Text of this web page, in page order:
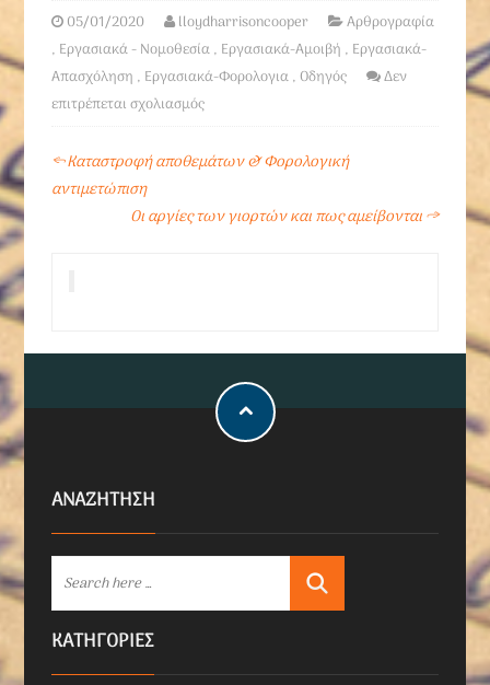
05/01/2020 lloydharrisoncooper
Αρθρογραφία
, Εργασιακά - Νομοθεσία, Εργασιακά-Αμοιβή , Εργασιακά-
Απασχόληση , Εργασιακά-Φορολογια, Οδηγός
Δεν
επιτρέπεται σχολιασμός
←Καταστροφή αποθεμάτων & Φορολογική
αντιμετώπιση
Οι αργίες των γιορτών και πως αμείβονται→
ΑΝΑΖΗΤΗΣΗ
KΑΤΗΓΟΡΊΕΣ